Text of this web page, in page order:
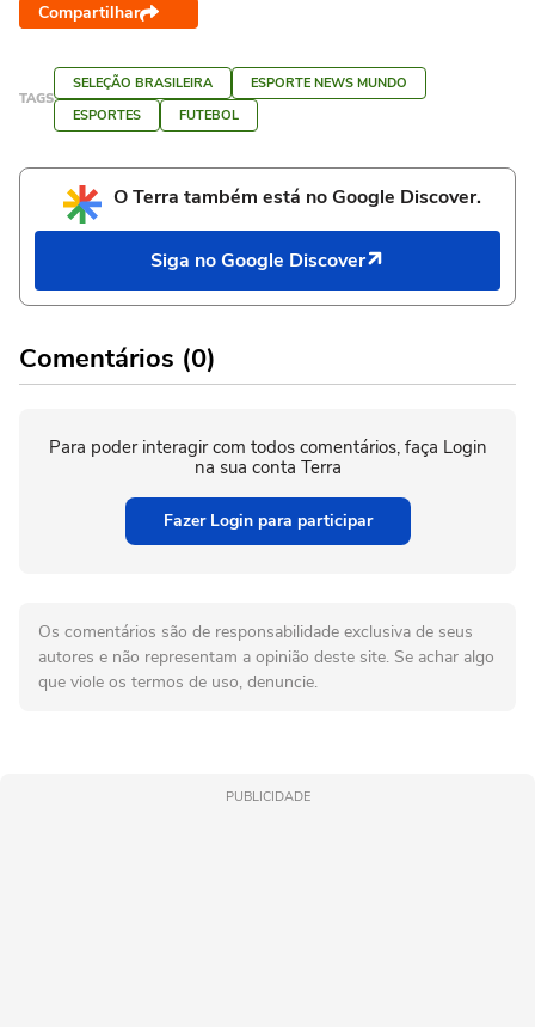
Compartilhar
TAGS
SELEÇÃO BRASILEIRA
ESPORTE NEWS MUNDO
ESPORTES
FUTEBOL
O Terra também está no Google Discover.
Siga no Google Discover
Comentários (0)
Para poder interagir com todos comentários, faça Login
na sua conta Terra
Fazer Login para participar
Os comentários são de responsabilidade exclusiva de seus
autores e não representam a opinião deste site. Se achar algo
que viole os termos de uso, denuncie.
PUBLICIDADE